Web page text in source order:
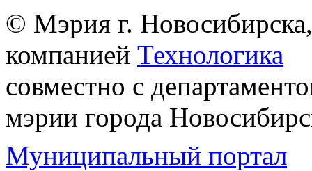
© Мэрия г.
компанией Технологика
совместно с
мэрии города
Муниципальный портал